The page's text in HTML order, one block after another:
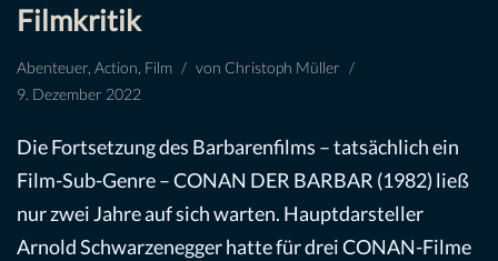
Filmkritik
Abenteuer Action Film von Christoph Müller
9. Dezember 2022
Die Fortsetzung des Barbarenfilms – tatsächlich ein
Film-Sub-Genre – CONAN DER BARBAR (1982) ließ
nur zwei Jahre auf sich warten. Hauptdarsteller
Arnold Schwarzenegger hatte für drei CONAN-Filme